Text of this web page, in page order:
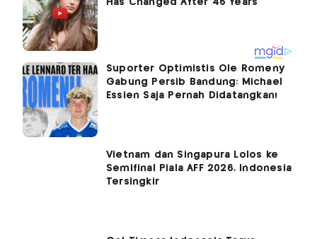
Suporter Optimistis Ole Romeny
Gabung Persib Bandung: Michael
Essien Saja Pernah Didatangkan!
Vietnam dan Singapura Lolos ke
Semifinal Piala AFF 2026, Indonesia
Tersingkir